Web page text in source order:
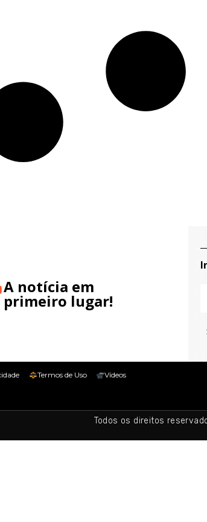
A notícia em
primeiro lugar!
Termos de Uso Vídeos
Todos os direitos